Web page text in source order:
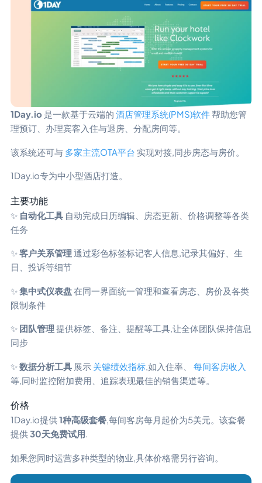
1Day.io 是一款基于云端的 酒店管理系统(PMS)软件帮助您管
理预订、办理宾客入住与退房、分配房间等。
该系统还可与 多家主流OTA平台 实现对接,同步房态与房价。
1Day.io专为中小型酒店打造。
主要功能
✨ 自动化工具 自动完成日历编辑、房态更新、价格调整等各类
任务
✨客户关系管理 通过彩色标签标记客人信息,记录其偏好、生
日、投诉等细节
✨集中式仪表盘在同一界面统一管理和查看房态、房价及各类
限制条件
✨ 团队管理 提供标签、备注、提醒等工具,让全体团队保持信息
同步
✨数据分析工具 展示 关键绩效指标 ,如入住率、 每间客房收入
等,同时监控附加费用、追踪表现最佳的销售渠道等。
价格
1Day.io提供1种高级套餐,每间客房每月起价为5美元。该套餐
提供30天免费试用.
如果您同时运营多种类型的物业,具体价格需另行咨询。